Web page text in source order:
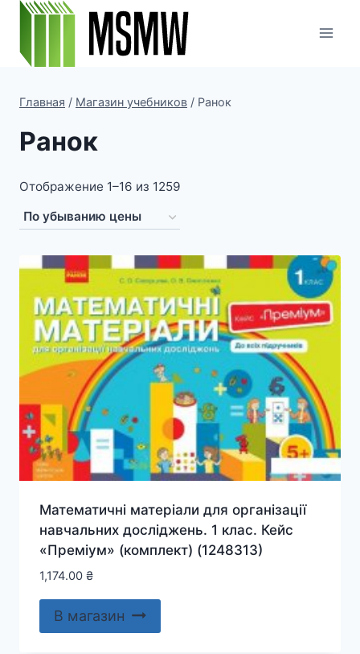
Перейти
содержимому
Главная / Магазин учебников / Ранок
Ранок
Отображение 1–16 из 1259
Математичні матеріали для організації
навчальних досліджень. 1 клас. Кейс
«Преміум» (комплект) (1248313)
1,174.00 ₴
В магазин